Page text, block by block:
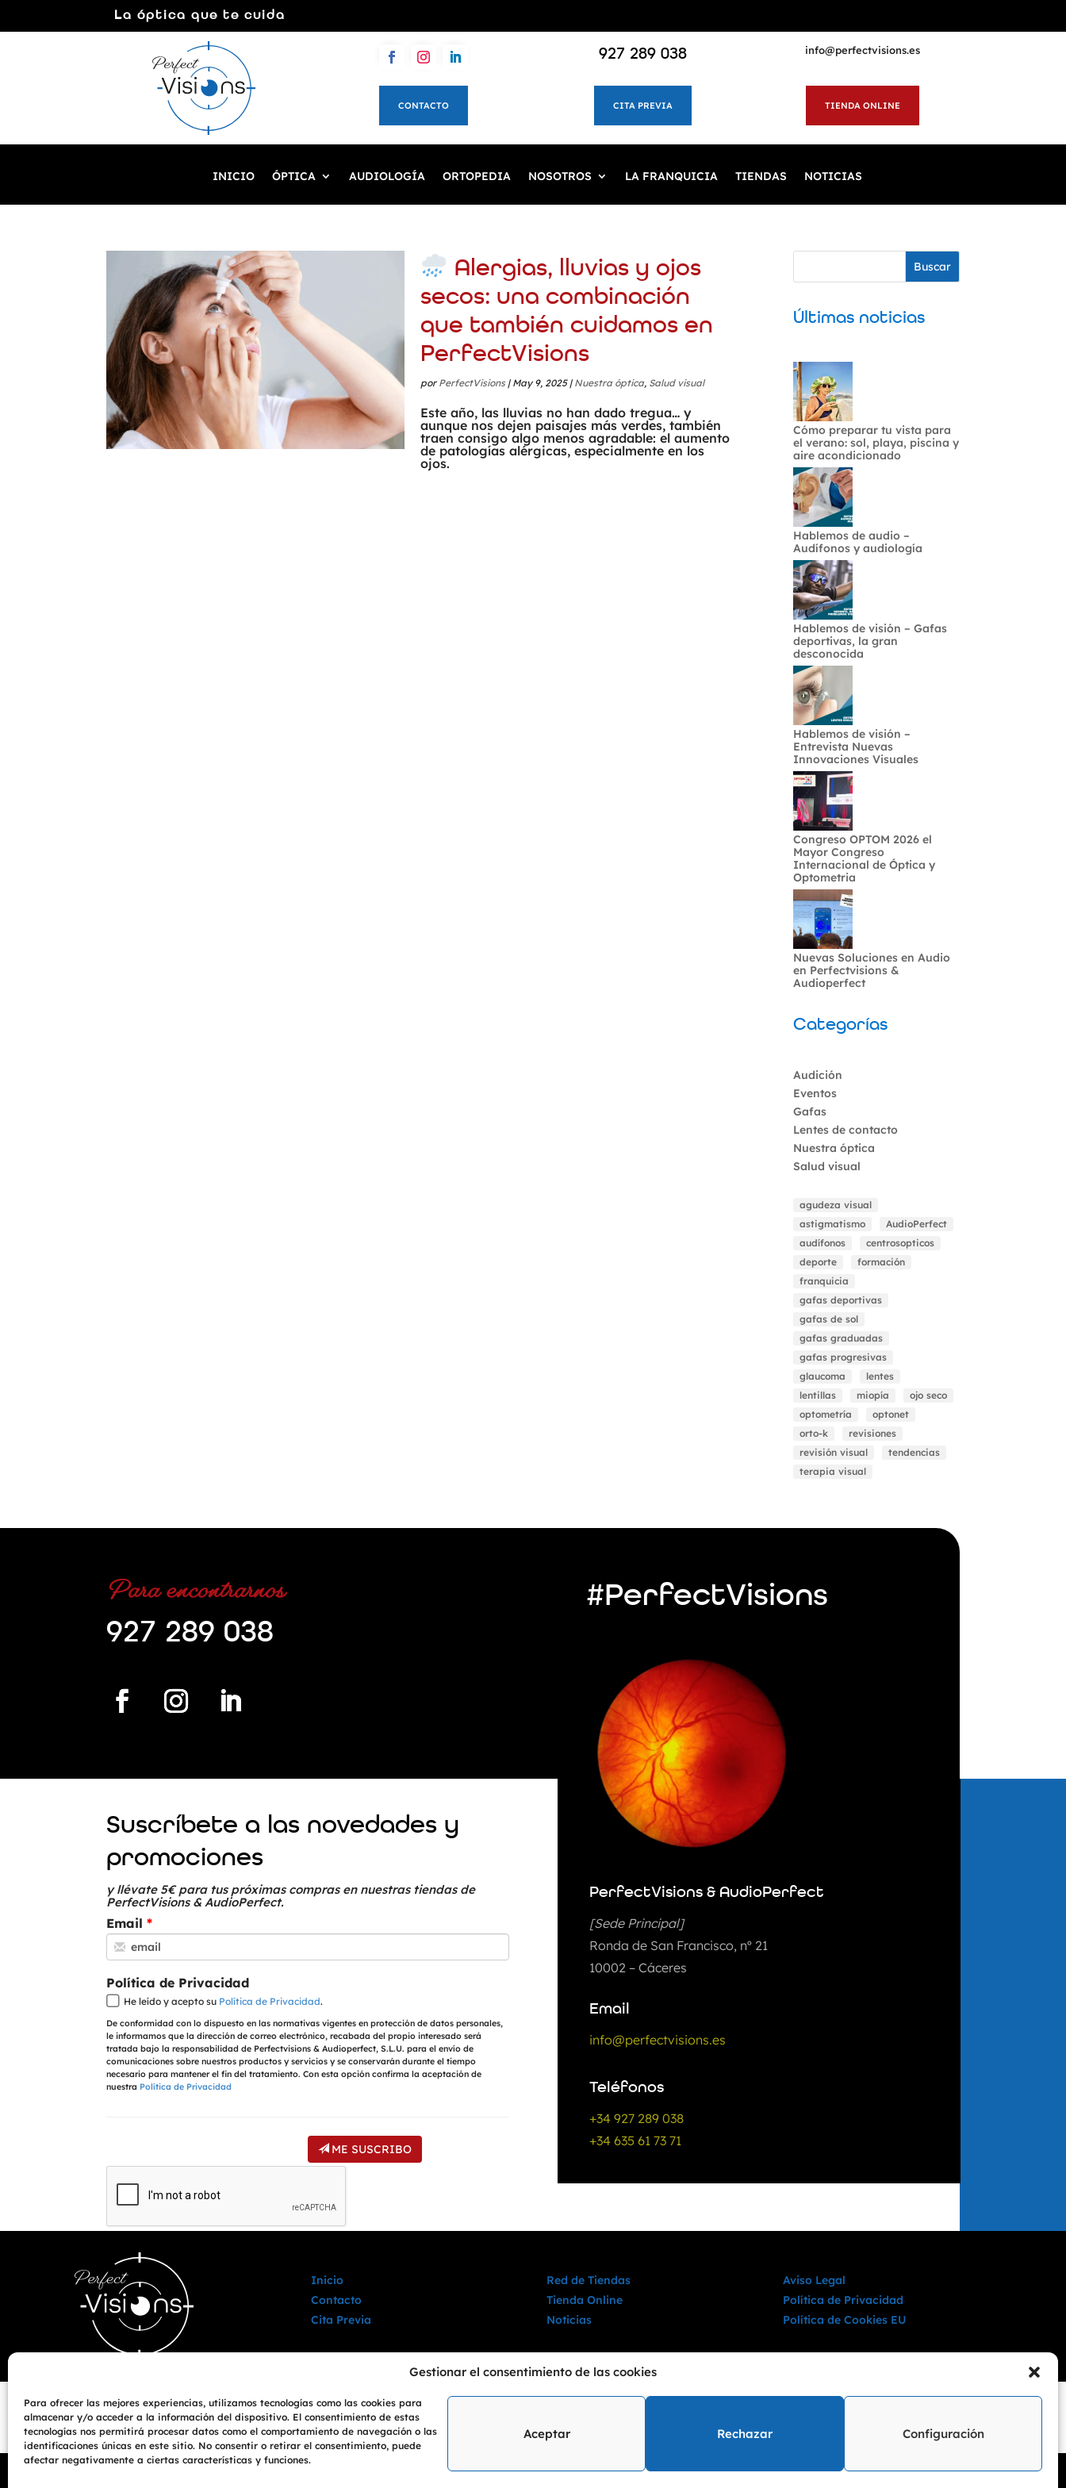
Gestionar el consentimiento de las cookies
Para ofrecer las mejores experiencias, utilizamos tecnologías como las cookies para
almacenar y/o acceder a la información del dispositivo. El consentimiento de estas
tecnologías nos permitirá procesar datos como el comportamiento de navegación o las
identificaciones únicas en este sitio. No consentir o retirar el consentimiento, puede
afectar negativamente a ciertas características y funciones.
Aceptar Rechazar Configuración
La óptica que te cuida
927 289 038 info@perfectvisions.es
CONTACTO CITA PREVIA TIENDA ONLINE
INICIO ÓPTICA AUDIOLOGÍA ORTOPEDIA NOSOTROS LA FRANQUICIA TIENDAS NOTICIAS
Alergias, lluvias y ojos
secos: una combinación
que también cuidamos en
PerfectVisions
por PerfectVisions| May 9, 2025| Nuestra óptica, Salud visual
Este año, las lluvias no han dado tregua… y
aunque nos dejen paisajes más verdes, también
traen consigo algo menos agradable: el aumento
de patologías alérgicas, especialmente en los
ojos.
Buscar
Últimas noticias
Cómo preparar tu vista para
el verano: sol, playa, piscina y
aire acondicionado
Hablemos de audio –
Audífonos y audiología
Hablemos de visión – Gafas
deportivas, la gran
desconocida
Hablemos de visión –
Entrevista Nuevas
Innovaciones Visuales
Congreso OPTOM 2026 el
Mayor Congreso
Internacional de Óptica y
Optometria
Nuevas Soluciones en Audio
en Perfectvisions &
Audioperfect
Categorías
Audición
Eventos
Gafas
Lentes de contacto
Nuestra óptica
Salud visual
agudeza visual
astigmatismo
AudioPerfect
audífonos
centrosopticos
deporte
formación
franquicia
gafas deportivas
gafas de sol
gafas graduadas
gafas progresivas
glaucoma
lentes
lentillas
miopía
ojo seco
optometría
optonet
orto-k
revisiones
revisión visual
tendencias
terapia visual
Para encontrarnos
927 289 038
#PerfectVisions
Suscríbete a las novedades y
promociones
y llévate 5€ para tus próximas compras en nuestras tiendas de
PerfectVisions & AudioPerfect.
Email
Política de Privacidad
He leído y acepto su Política de Privacidad.
De conformidad con lo dispuesto en las normativas vigentes en protección de datos personales,
le informamos que la dirección de correo electrónico, recabada del propio interesado será
tratada bajo la responsabilidad de Perfectvisions & Audioperfect, S.L.U. para el envío de
comunicaciones sobre nuestros productos y servicios y se conservarán durante el tiempo
necesario para mantener el fin del tratamiento. Con esta opción confirma la aceptación de
nuestra Política de Privacidad
ME SUSCRIBO
PerfectVisions & AudioPerfect
[Sede Principal]
Ronda de San Francisco, nº 21
10002 – Cáceres
Email
info@perfectvisions.es
Teléfonos
+34 927 289 038
+34 635 61 73 71
Inicio
Contacto
Cita Previa
Red de Tiendas
Tienda Online
Noticias
Aviso Legal
Política de Privacidad
Política de Cookies EU